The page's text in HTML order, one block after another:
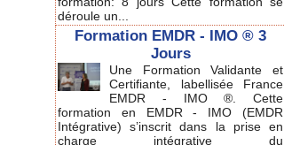
déroule un...
Formation EMDR - IMO ® 3
Jours
Une Formation Validante et
Certifiante, labellisée France
EMDR - IMO ®. Cette
formation en EMDR - IMO (EMDR
Intégrative) s’inscrit dans la prise en
charge intégrative du